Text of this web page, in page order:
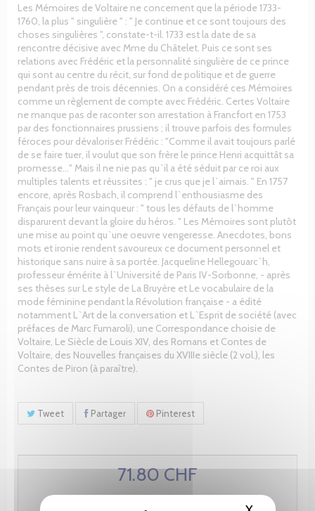
Les Mémoires de Voltaire ne concernent que la période 1733-
1760, la plus " singulière " : " Je continue et ce sont toujours des
choses singulières ", constate-t-il. 1733 est la date de sa
rencontre décisive avec Mme du Châtelet. Puis ce sont ses
relations avec Frédéric et la personnalité singulière de ce prince
qui sont au centre du récit, sur fond de politique et de guerre
pendant près de trois décennies. On a considéré ces Mémoires
comme un règlement de compte avec Frédéric. Certes Voltaire
ne manque pas de raconter son arrestation à Francfort en 1753
par des fonctionnaires prussiens ; il trouve parfois des formules
féroces pour dévaloriser Frédéric : "Comme il avait toujours parlé
de se faire tuer, il voulut que son frère le prince Henri acquittât sa
promesse…" Mais il ne nie pas qu`il a été séduit par ce roi aux
multiples talents et réussites : " je crus que je l`aimais. " En 1757
encore, après Rosbach, il comprend l`enthousiasme des
Français pour leur vainqueur : " tous les défauts de l`homme
disparurent devant la gloire du héros. " Les Mémoires sont plutôt
une mise au point qu`une oeuvre vengeresse. Anecdotes, bons
mots et ironie rendent savoureux ce document personnel et
historique sans nuire à sa portée. Jacqueline Hellegouarc`h,
professeur émérite à l`Université de Paris IV-Sorbonne, - après
ses thèses sur Le style de La Bruyère et Le vocabulaire de la
mode féminine pendant la Révolution française - a édité
notamment L`Art de la conversation et L`Esprit de société (avec
préfaces de Marc Fumaroli), une Correspondance choisie de
Voltaire, Le Siècle de Louis XIV, des Romans et Contes de
Voltaire, des Nouvelles françaises du XVIIIe siècle (2 vol.), les
Contes de Piron (à paraître).
Tweet Partager Pinterest
71.80 CHF